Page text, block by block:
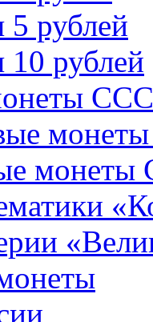
рублей
рублей
монеты